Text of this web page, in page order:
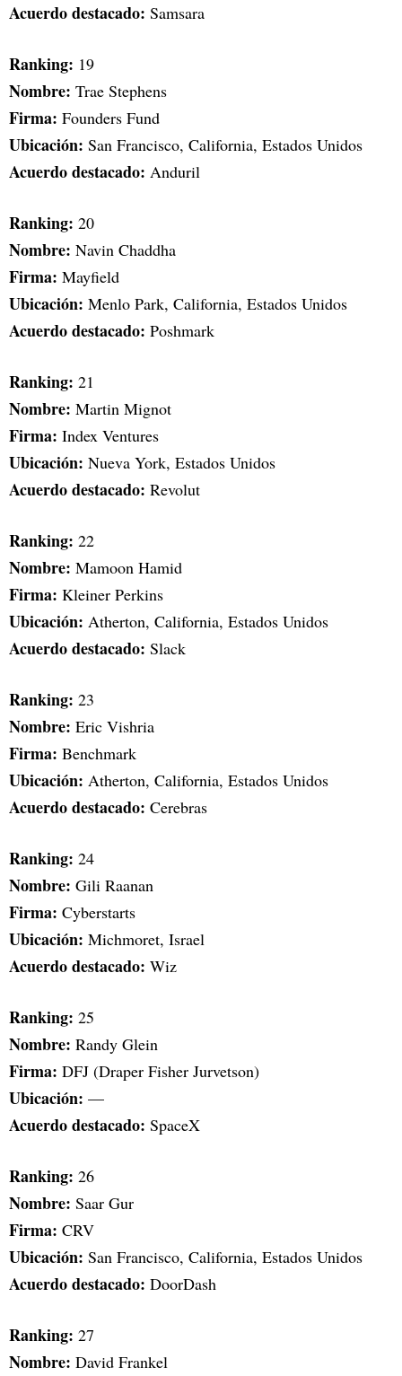
Acuerdo destacado: Samsara
Ranking: 19
Nombre: Trae Stephens
Firma: Founders Fund
Ubicación: San Francisco, California, Estados Unidos
Acuerdo destacado: Anduril
Ranking: 20
Nombre: Navin Chaddha
Firma: Mayfield
Ubicación: Menlo Park, California, Estados Unidos
Acuerdo destacado: Poshmark
Ranking: 21
Nombre: Martin Mignot
Firma: Index Ventures
Ubicación: Nueva York, Estados Unidos
Acuerdo destacado: Revolut
Ranking: 22
Nombre: Mamoon Hamid
Firma: Kleiner Perkins
Ubicación: Atherton, California, Estados Unidos
Acuerdo destacado: Slack
Ranking: 23
Nombre: Eric Vishria
Firma: Benchmark
Ubicación: Atherton, California, Estados Unidos
Acuerdo destacado: Cerebras
Ranking: 24
Nombre: Gili Raanan
Firma: Cyberstarts
Ubicación: Michmoret, Israel
Acuerdo destacado: Wiz
Ranking: 25
Nombre: Randy Glein
Firma: DFJ (Draper Fisher Jurvetson)
Ubicación: —
Acuerdo destacado: SpaceX
Ranking: 26
Nombre: Saar Gur
Firma: CRV
Ubicación: San Francisco, California, Estados Unidos
Acuerdo destacado: DoorDash
Ranking: 27
Nombre: David Frankel